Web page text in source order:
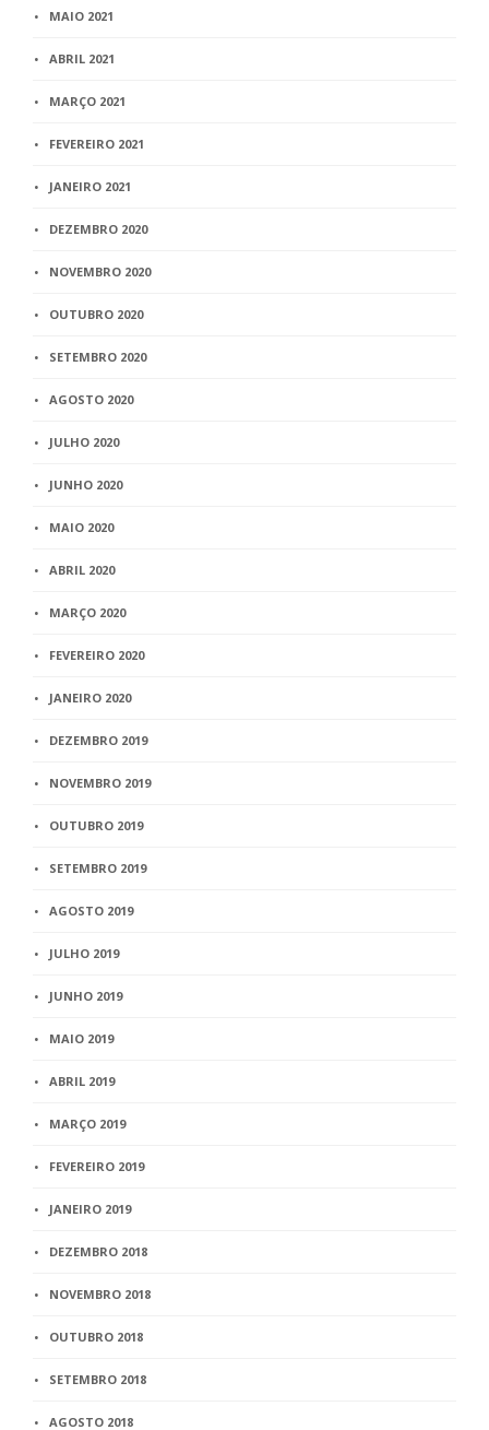
MAIO 2021
ABRIL 2021
MARÇO 2021
FEVEREIRO 2021
JANEIRO 2021
DEZEMBRO 2020
NOVEMBRO 2020
OUTUBRO 2020
SETEMBRO 2020
AGOSTO 2020
JULHO 2020
JUNHO 2020
MAIO 2020
ABRIL 2020
MARÇO 2020
FEVEREIRO 2020
JANEIRO 2020
DEZEMBRO 2019
NOVEMBRO 2019
OUTUBRO 2019
SETEMBRO 2019
AGOSTO 2019
JULHO 2019
JUNHO 2019
MAIO 2019
ABRIL 2019
MARÇO 2019
FEVEREIRO 2019
JANEIRO 2019
DEZEMBRO 2018
NOVEMBRO 2018
OUTUBRO 2018
SETEMBRO 2018
AGOSTO 2018